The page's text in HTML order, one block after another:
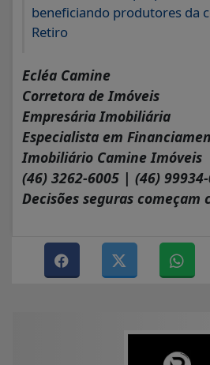
beneficiando produtores da
Retiro
Ecléa Camine
Corretora de Imóveis
Empresária Imobiliária
Especialista em
Imobiliário Camine Imóveis
(46) 3262-6005 | (46)
Decisões seguras começam